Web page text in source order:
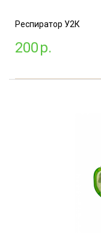
Респиратор У2К
200р.